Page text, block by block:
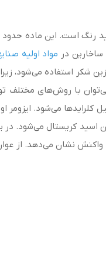
در مواد اولیه
شکر استفاده می‌شود،
با روش‌های مختلف
کلرایدها می‌شود. ایزومر
اسید کریستال می‌شود. در
واکنش نشان می‌دهد. از